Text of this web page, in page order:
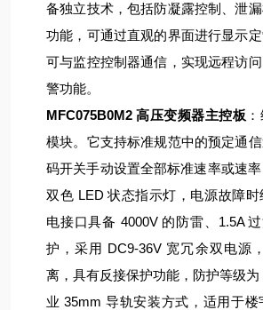
备独立技术，包括防凝露控制、泄
功能，可通过直观的界面进行显示
可与监控控制器通信，实现远程访
警功能。
MFC075B0M2 高压变频器主控板
模块。它支持标准规范中的预定通
码开关手动设置全部标准速率或速
双色 LED 状态指示灯，电源故障时
电接口具备 4000V 的防雷、1.5A
护，采用 DC9-36V 宽冗余双电源
离，具有反接保护功能，防护等级
业 35mm 导轨安装方式，适用于楼